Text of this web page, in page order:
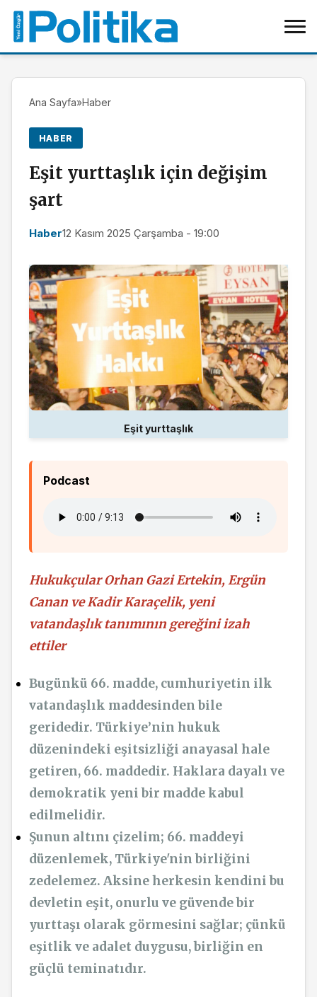
Ana Sayfa»Haber
HABER
Eşit yurttaşlık için değişim
şart
Haber12 Kasım 2025 Çarşamba - 19:00
Eşit yurttaşlık
Podcast
Hukukçular Orhan Gazi Ertekin, Ergün
Canan ve Kadir Karaçelik, yeni
vatandaşlık tanımının gereğini izah
ettiler
Bugünkü 66. madde, cumhuriyetin ilk
vatandaşlık maddesinden bile
geridedir. Türkiye’nin hukuk
düzenindeki eşitsizliği anayasal hale
getiren, 66. maddedir. Haklara dayalı ve
demokratik yeni bir madde kabul
edilmelidir.
Şunun altını çizelim; 66. maddeyi
düzenlemek, Türkiye'nin birliğini
zedelemez. Aksine herkesin kendini bu
devletin eşit, onurlu ve güvende bir
yurttaşı olarak görmesini sağlar; çünkü
eşitlik ve adalet duygusu, birliğin en
güçlü teminatıdır.